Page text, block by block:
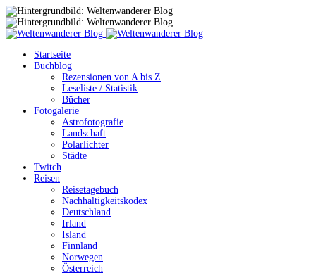
Startseite
Buchblog
Rezensionen von A bis Z
Leseliste / Statistik
Bücher
Fotogalerie
Astrofotografie
Landschaft
Polarlichter
Städte
Twitch
Reisen
Reisetagebuch
Nachhaltigkeitskodex
Deutschland
Irland
Island
Finnland
Norwegen
Österreich